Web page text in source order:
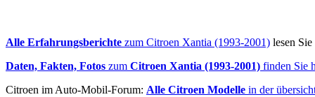
Alle Erfahrungsberichte zum Citroen Xantia (1993-2001) lesen Sie
Daten, Fakten, Fotos zum Citroen Xantia (1993-2001) finden Sie
Citroen im Auto-Mobil-Forum: Alle Citroen Modelle in der